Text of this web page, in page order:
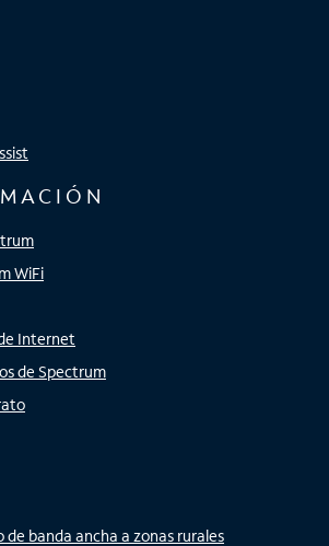
WiFi
Internet
de Spectrum
de banda ancha a zonas rurales